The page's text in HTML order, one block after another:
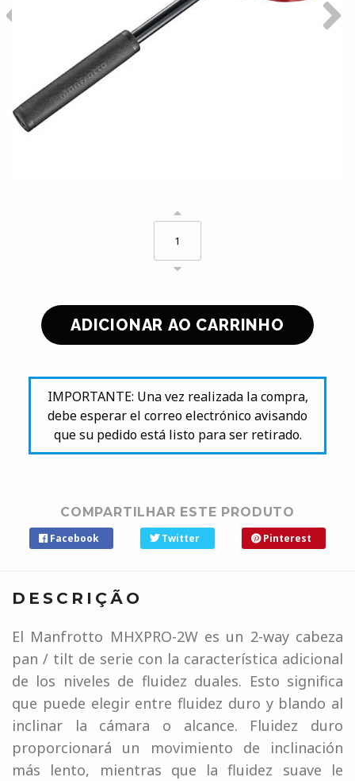
IMPORTANTE: Una vez realizada la compra,
debe esperar el correo electrónico avisando
que su pedido está listo para ser retirado.
COMPARTILHAR ESTE PRODUTO
Facebook Twitter Pinterest
DESCRIÇÃO
El Manfrotto MHXPRO-2W es un 2-way cabeza
pan / tilt de serie con la característica adicional
de los niveles de fluidez duales. Esto significa
que puede elegir entre fluidez duro y blando al
inclinar la cámara o alcance. Fluidez duro
proporcionará un movimiento de inclinación
más lento, mientras que la fluidez suave le